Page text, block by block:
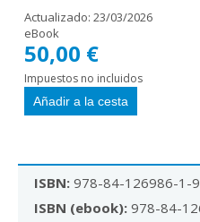
Actualizado: 23/03/2026
eBook
50,00 €
Impuestos no incluidos
ISBN: 978-84-126986-1-9
ISBN (ebook): 978-84-